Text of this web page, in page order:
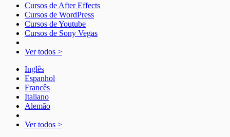
Cursos de After Effects
Cursos de WordPress
Cursos de Youtube
Cursos de Sony Vegas
Ver todos >
Inglês
Espanhol
Francês
Italiano
Alemão
Ver todos >